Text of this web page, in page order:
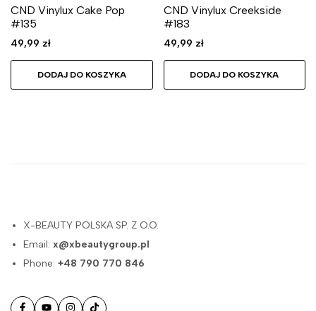
CND Vinylux Cake Pop
#135
49,99 zł
DODAJ DO KOSZYKA
CND Vinylux Creekside
#183
49,99 zł
DODAJ DO KOSZYKA
X-BEAUTY POLSKA SP. Z O.O.
Email:x@xbeautygroup.pl
Phone:+48 790 770 846